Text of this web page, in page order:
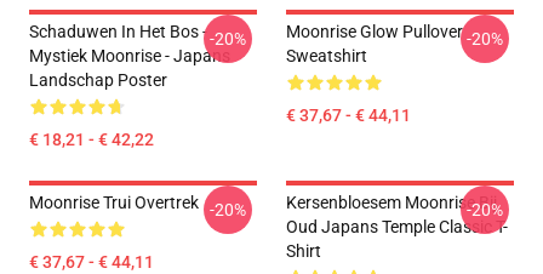
Schaduwen In Het Bos -
Mystiek Moonrise - Japans
Landschap Poster
€ 18,21 - € 42,22
-20%
Moonrise Glow Pullover
Sweatshirt
€ 37,67 - € 44,11
-20%
Moonrise Trui Overtrek
€ 37,67 - € 44,11
-20%
Kersenbloesem Moonrise Bij
Oud Japans Temple Classic T-
Shirt
-20%